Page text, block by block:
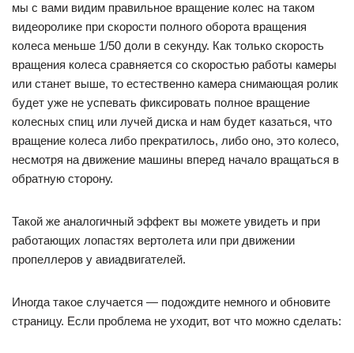
мы с вами видим правильное вращение колес на таком
видеоролике при скорости полного оборота вращения
колеса меньше 1/50 доли в секунду. Как только скорость
вращения колеса сравняется со скоростью работы камеры
или станет выше, то естественно камера снимающая ролик
будет уже не успевать фиксировать полное вращение
колесных спиц или лучей диска и нам будет казаться, что
вращение колеса либо прекратилось, либо оно, это колесо,
несмотря на движение машины вперед начало вращаться в
обратную сторону.
Такой же аналогичный эффект вы можете увидеть и при
работающих лопастях вертолета или при движении
пропеллеров у авиадвигателей.
Иногда такое случается — подождите немного и обновите
страницу. Если проблема не уходит, вот что можно сделать: